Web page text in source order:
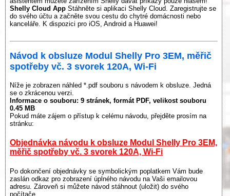
Shelly Cloud App Stáhněte si aplikaci Shelly Cloud. Zaregistrujte se
do svého účtu a začněte svou cestu do chytré domácnosti nebo
kanceláře. K dispozici pro iOS, Android a Huawei!
Návod k obsluze Modul Shelly Pro 3EM, měřič
spotřeby vč. 3 svorek 120A, Wi-Fi
Níže je zobrazen náhled *.pdf souboru s návodem k obsluze. Jedná
se o zkrácenou verzi.
Informace o souboru: 9 stránek, formát PDF, velikost souboru
0.45 MB
Pokud máte zájem o přístup k celému návodu, přejděte prosím na
stránku:
Objednávka návodu k obsluze Modul Shelly Pro 3EM,
měřič spotřeby vč. 3 svorek 120A, Wi-Fi
Po dokončení objednávky se symbolickým poplatkem Vám bude
zaslán odkaz pro zobrazení úplného návodu na Vaši emailovou
adresu. Zároveň si můžete návod stáhnout (uložit) do svého
počítače.